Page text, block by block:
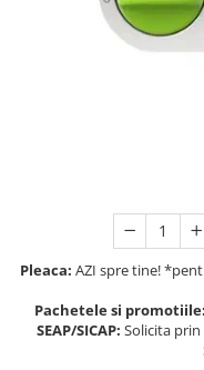
Echipament protectie
Palarii protectie UV
Accesorii plaja
Puericultura mare
Pleaca: AZI spre tine!
Pachetele si promotiile:
SEAP/SICAP: Solicita